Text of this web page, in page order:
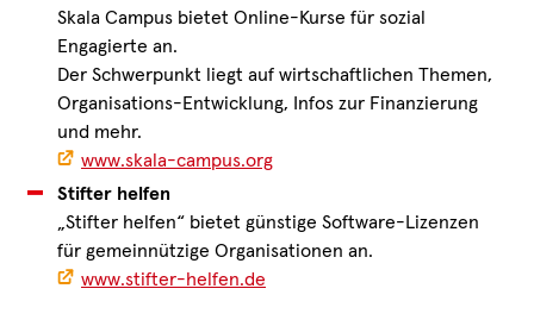
Skala Campus bietet Online-Kurse für sozial
Engagierte an.
Der Schwerpunkt liegt auf wirtschaftlichen Themen,
Organisations-Entwicklung, Infos zur Finanzierung
und mehr.
www.skala-campus.org
Stifter helfen
„Stifter helfen“ bietet günstige Software-Lizenzen
für gemeinnützige Organisationen an.
www.stifter-helfen.de